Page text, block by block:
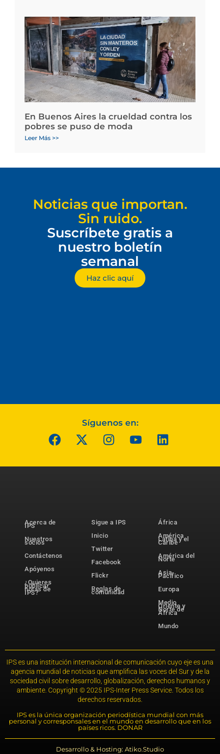
En Buenos Aires la crueldad contra los
pobres se puso de moda
Leer Más >>
Noticias que importan.
Sin ruido.
Suscríbete gratis a
nuestro boletín
semanal
Haz clic aquí
Síguenos en:
Acerca de
IPS
Nuestros
socios
Contáctenos
Apóyenos
¿Quieres
publicar
notas de
IPS?
Sigue a IPS
Inicio
Twitter
Facebook
Flickr
Reglas de
comunidad
África
América
Latina y el
Caribe
América del
Norte
Asia-
Pacífico
Europa
Medio
Oriente y
Norte de
África
Mundo
IPS es una institución internacional de comunicación cuyo eje es una
agencia mundial de noticias que amplifica las voces del Sur y de la
sociedad civil sobre desarrollo, globalización, derechos humanos y
ambiente. Copyright © 2025 IPS-Inter Press Service. Todos los
derechos reservados.
IPS es la única organización periodística mundial con más
personal y corresponsales en el mundo en desarrollo que en los
países ricos. DONAR
Desarrollo & Hosting: Atiko.Studio